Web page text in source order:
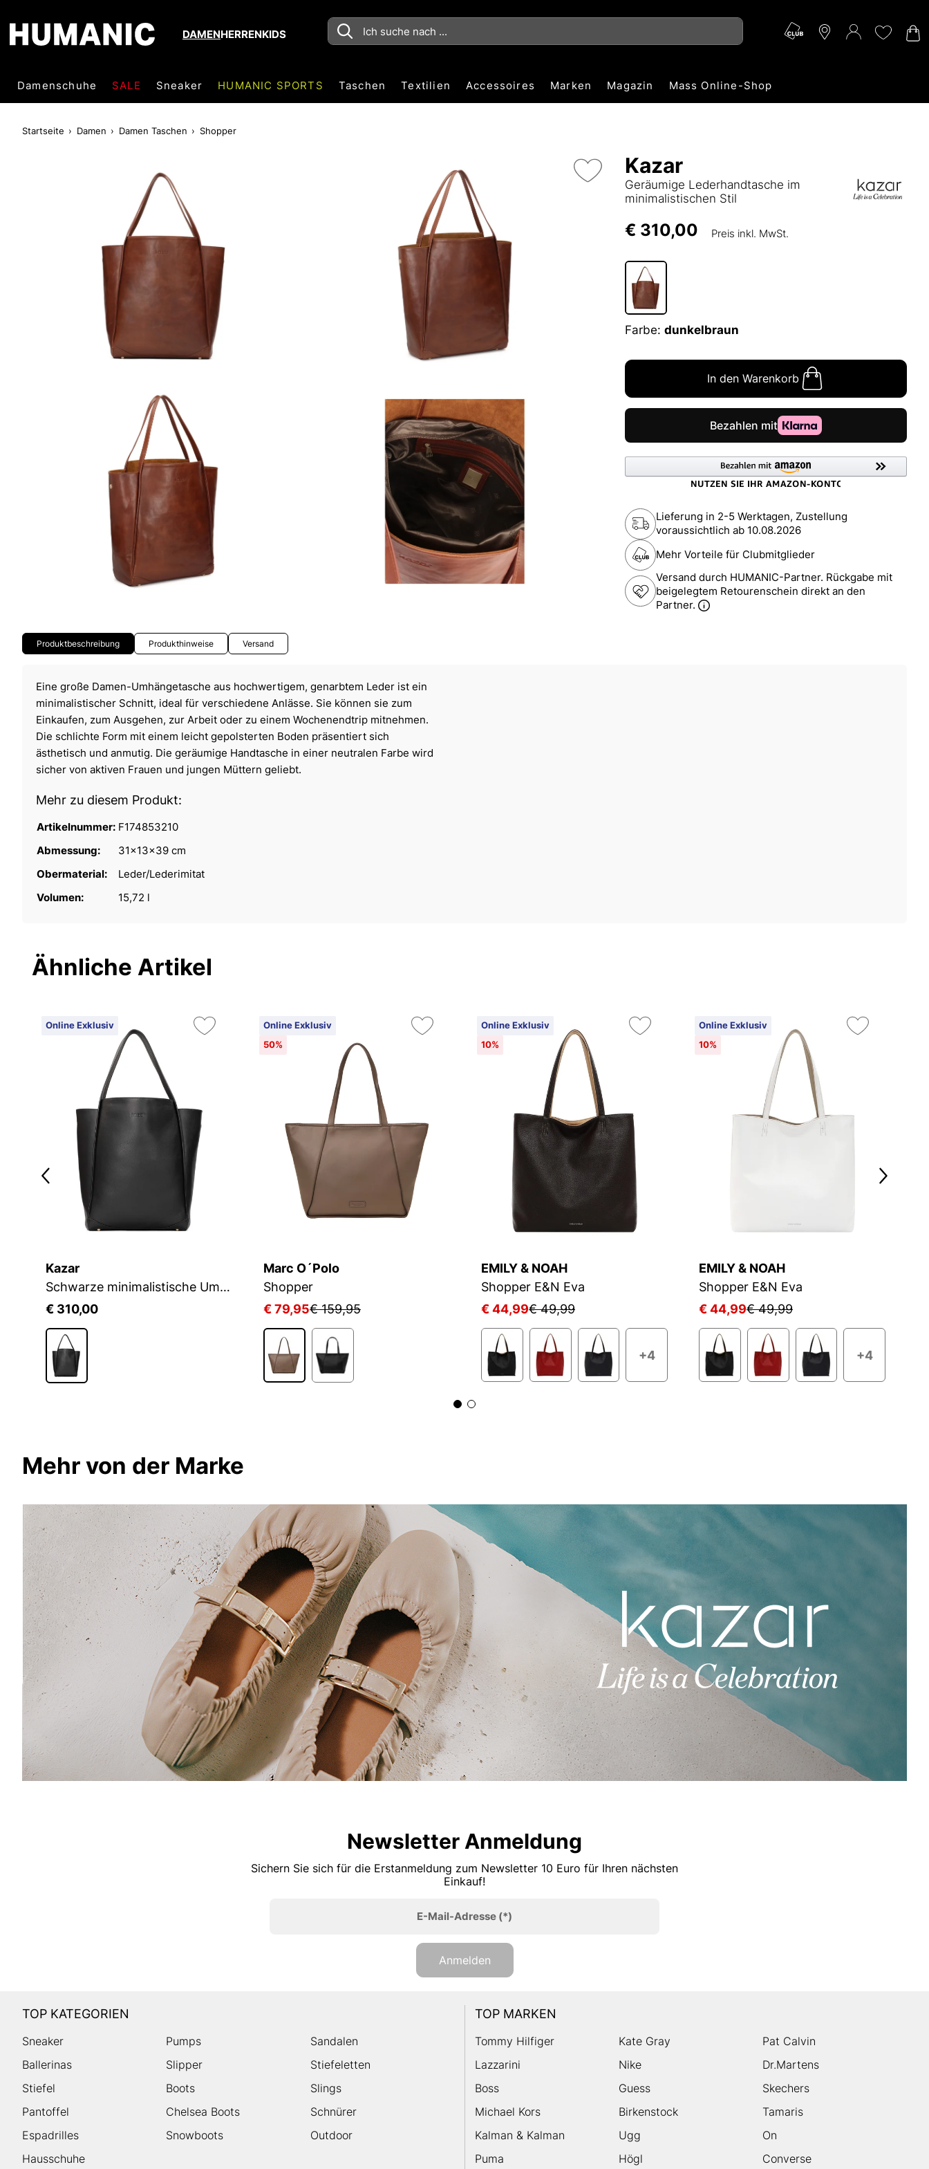
DAMENHERRENKIDS
Damenschuhe SALE Sneaker HUMANIC SPORTS Taschen Textilien Accessoires Marken Magazin Mass Online-Shop
Startseite Damen Damen Taschen Shopper
Kazar
Geräumige Lederhandtasche im
minimalistischen Stil
€ 310,00 Preis inkl. MwSt.
Farbe: dunkelbraun
In den Warenkorb
Lieferung in 2-5 Werktagen, Zustellung
voraussichtlich ab 10.08.2026
Mehr Vorteile für Clubmitglieder
Versand durch HUMANIC-Partner. Rückgabe mit
beigelegtem Retourenschein direkt an den
Partner.
Produktbeschreibung Produkthinweise Versand
Eine große Damen-Umhängetasche aus hochwertigem, genarbtem Leder ist ein
minimalistischer Schnitt, ideal für verschiedene Anlässe. Sie können sie zum
Einkaufen, zum Ausgehen, zur Arbeit oder zu einem Wochenendtrip mitnehmen.
Die schlichte Form mit einem leicht gepolsterten Boden präsentiert sich
ästhetisch und anmutig. Die geräumige Handtasche in einer neutralen Farbe wird
sicher von aktiven Frauen und jungen Müttern geliebt.
Mehr zu diesem Produkt:
Artikelnummer: F174853210
Abmessung:
31x13x39 cm
Obermaterial:
Leder/Lederimitat
Volumen:
15,72 l
Ähnliche Artikel
Online Exklusiv
Kazar
Schwarze minimalistische Umhängetasche
€ 310,00
Online Exklusiv
50%
Marc O´Polo
Shopper
€ 79,95€ 159,95
Online Exklusiv
10%
EMILY & NOAH
Shopper E&N Eva
€ 44,99€ 49,99
+4
Online Exklusiv
10%
EMILY & NOAH
Shopper E&N Eva
€ 44,99€ 49,99
+4
Mehr von der Marke
Newsletter Anmeldung
Sichern Sie sich für die Erstanmeldung zum Newsletter 10 Euro für Ihren nächsten
Einkauf!
E-Mail-Adresse(*)
Anmelden
TOP KATEGORIEN
Sneaker Pumps
Sandalen
Ballerinas
Slipper
Stiefeletten
Stiefel
Boots
Slings
Pantoffel
Chelsea Boots
Schnürer
Espadrilles
Snowboots
Outdoor
Hausschuhe
TOP MARKEN
Tommy Hilfiger Kate Gray
Pat Calvin
Lazzarini
Nike
Dr.Martens
Boss
Guess
Skechers
Michael Kors
Birkenstock
Tamaris
Kalman & Kalman
Ugg
On
Puma
Högl Converse